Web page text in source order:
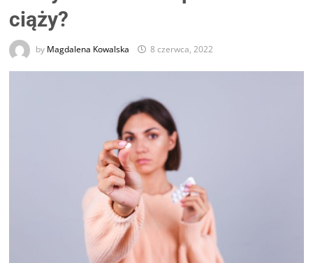
ciąży?
by Magdalena Kowalska 8 czerwca, 2022